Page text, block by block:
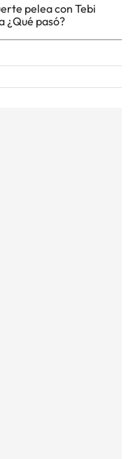
pelea con Tebi
¿Qué pasó?